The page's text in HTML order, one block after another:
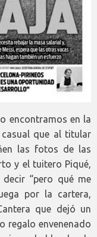
encontramos en la
casual que al titular
las fotos de las
y el tuitero Piqué,
“pero qué me
por la cartera,
que dejó un
regalo envenenado